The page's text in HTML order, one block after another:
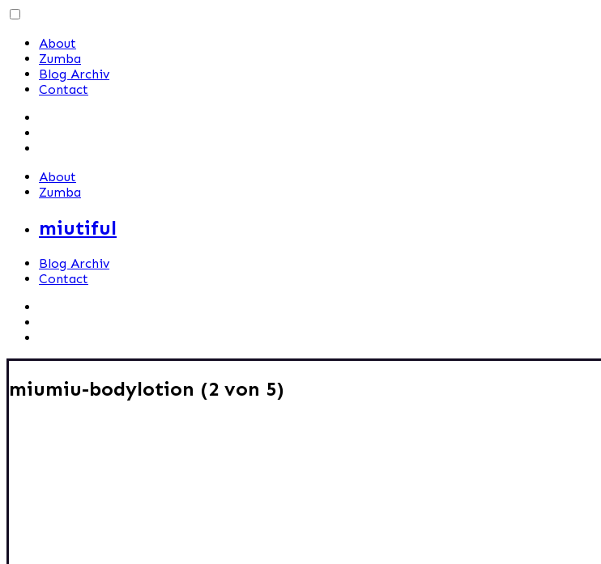
Skip
contentAbout
Zumba
Blog Archiv
Contact
About
Zumba
miutiful
Blog Archiv
Contact
miumiu-bodylotion (2 von 5)